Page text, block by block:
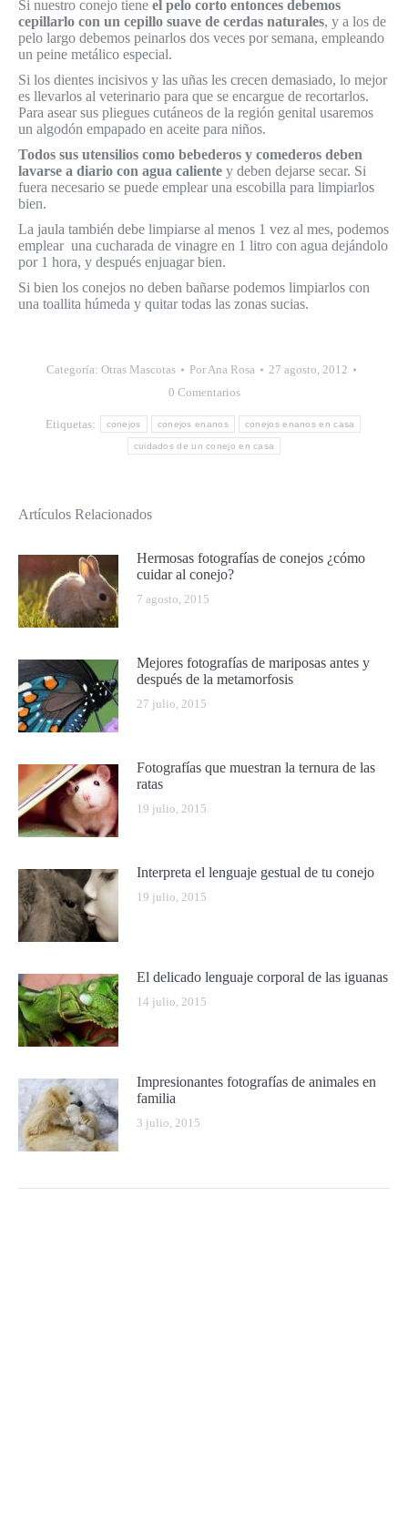
Si nuestro conejo tiene el pelo corto entonces debemos
cepillarlo con un cepillo suave de cerdas naturales, y a los de
pelo largo debemos peinarlos dos veces por semana, empleando
un peine metálico especial.
Si los dientes incisivos y las uñas les crecen demasiado, lo mejor
es llevarlos al veterinario para que se encargue de recortarlos.
Para asear sus pliegues cutáneos de la región genital usaremos
un algodón empapado en aceite para niños.
Todos sus utensilios como bebederos y comederos deben
lavarse a diario con agua caliente y deben dejarse secar. Si
fuera necesario se puede emplear una escobilla para limpiarlos
bien.
La jaula también debe limpiarse al menos 1 vez al mes, podemos
emplear una cucharada de vinagre en 1 litro con agua dejándolo
por 1 hora, y después enjuagar bien.
Si bien los conejos no deben bañarse podemos limpiarlos con
una toallita húmeda y quitar todas las zonas sucias.
Categoría: Otras Mascotas PorAna Rosa
27 agosto, 2012
0 Comentarios
Etiquetas: conejos conejos enanos conejos enanos en casa
cuidados de un conejo en casa
Artículos Relacionados
Hermosas fotografías de conejos ¿cómo
cuidar al conejo?
7 agosto, 2015
Mejores fotografías de mariposas antes y
después de la metamorfosis
27 julio, 2015
Fotografías que muestran la ternura de las
ratas
19 julio, 2015
Interpreta el lenguaje gestual de tu conejo
19 julio, 2015
El delicado lenguaje corporal de las iguanas
14 julio, 2015
Impresionantes fotografías de animales en
familia
3 julio, 2015